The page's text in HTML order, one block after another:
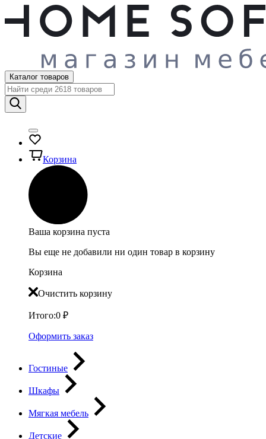
Каталог товаров
Корзина
Ваша корзина пуста
Вы еще не добавили ни один товар в корзину
Корзина
Очистить корзину
Итого:0 ₽
Оформить заказ
Гостиные
Шкафы
Мягкая мебель
Детские